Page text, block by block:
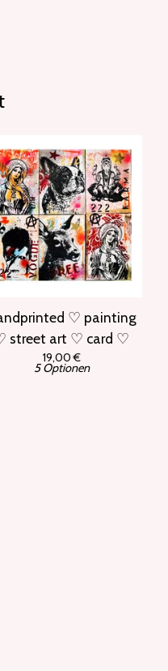
♡ painting
street art ♡ card ♡
19,00€
5 Optionen